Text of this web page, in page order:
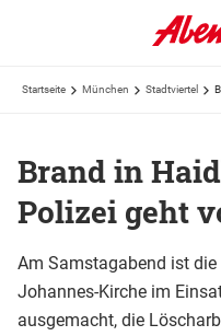
Startseite München Stadtviertel
Brand in
Polizei geht
Am Samstagabend ist die
Johannes-Kirche im
ausgemacht, die